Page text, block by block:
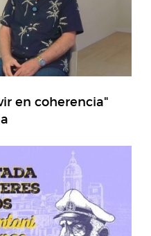
en coherencia"